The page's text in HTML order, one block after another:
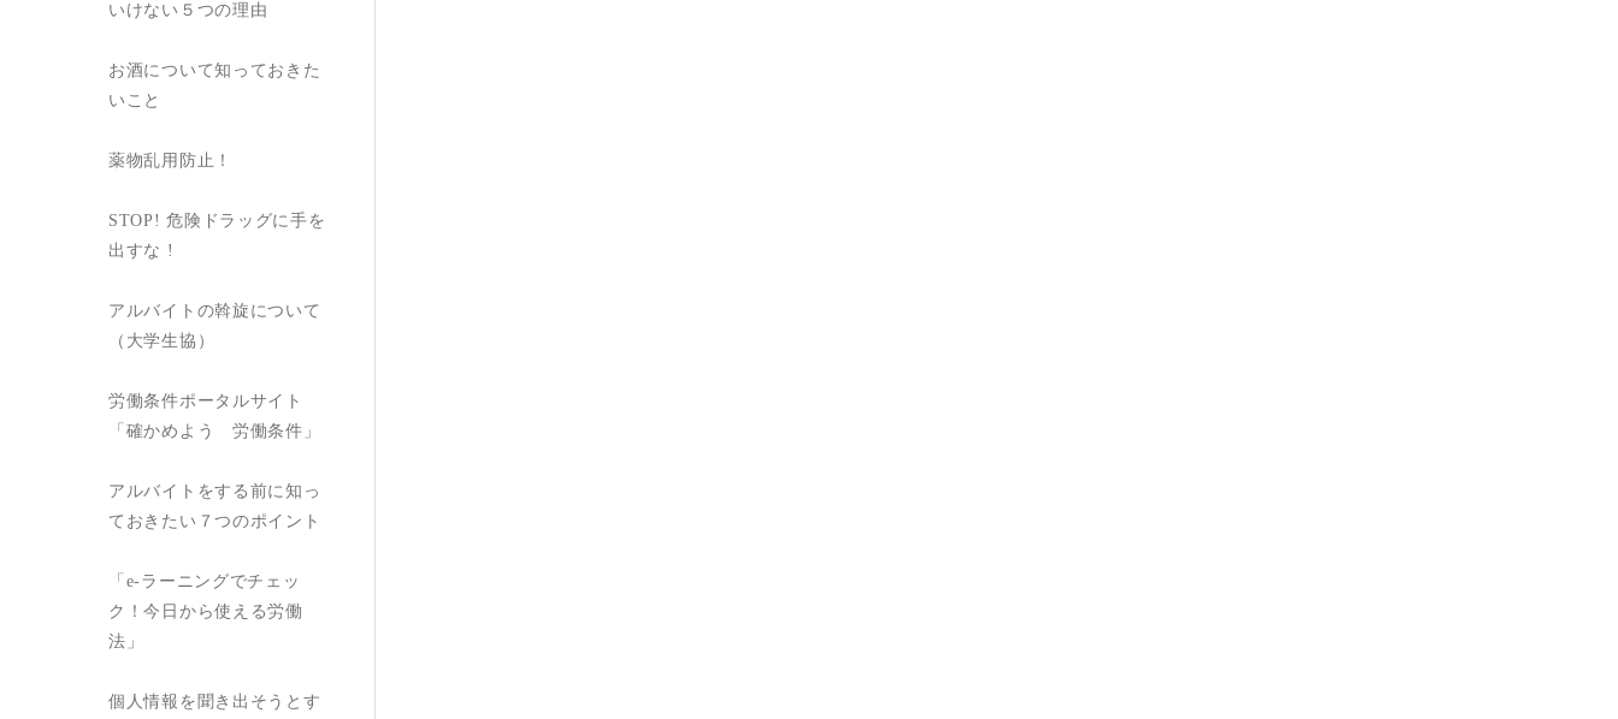
いけない５つの理由
お酒について知っておきた
いこと
薬物乱用防止！
STOP! 危険ドラッグに手を
出すな !
アルバイトの斡旋について
（大学生協）
労働条件ポータルサイト
「確かめよう 労働条件」
アルバイトをする前に知っ
ておきたい７つのポイント
「e-ラーニングでチェッ
ク！今日から使える労働
法」
個人情報を聞き出そうとす